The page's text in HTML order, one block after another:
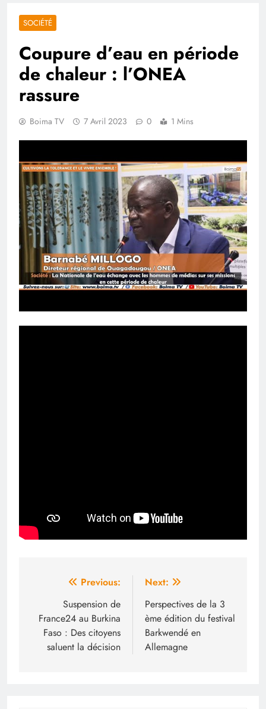
SOCIÉTÉ
Coupure d’eau en période
de chaleur : l’ONEA
rassure
Boima TV 7 Avril 2023 0 1 Mins
Navigation
l’article
Previous:
Suspension de
France24 au Burkina
Faso : Des citoyens
saluent la décision
Next:
Perspectives de la 3
ème édition du festival
Barkwendé en
Allemagne